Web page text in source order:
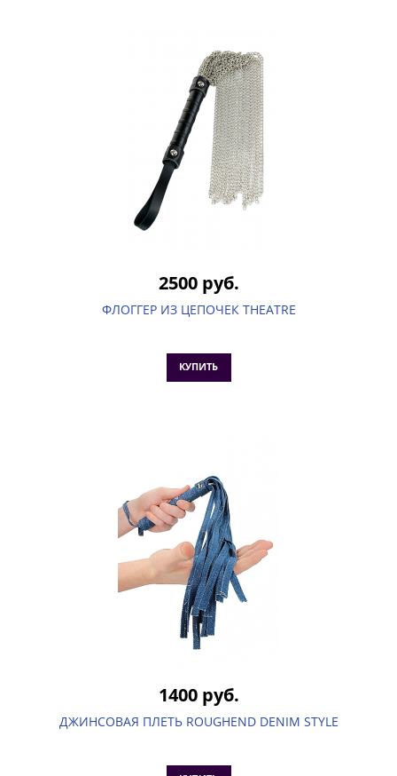
2500 руб.
ФЛОГГЕР ИЗ ЦЕПОЧЕК THEATRE
КУПИТЬ
1400 руб.
ДЖИНСОВАЯ ПЛЕТЬ ROUGHEND DENIM STYLE